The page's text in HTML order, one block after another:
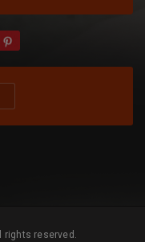
rights reserved.